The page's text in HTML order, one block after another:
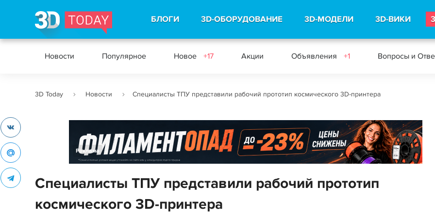
БЛОГИ 3D-ОБОРУДОВАНИЕ 3D-МОДЕЛИ 3D-ВИКИ
Новости Популярное Новое +17 Акции Объявления +1 Вопросы и
3D Today Новости Специалисты ТПУ представили рабочий прототип космического 3D-принтера
Реклама
Специалисты ТПУ представили рабочий прототип
космического 3D-принтера